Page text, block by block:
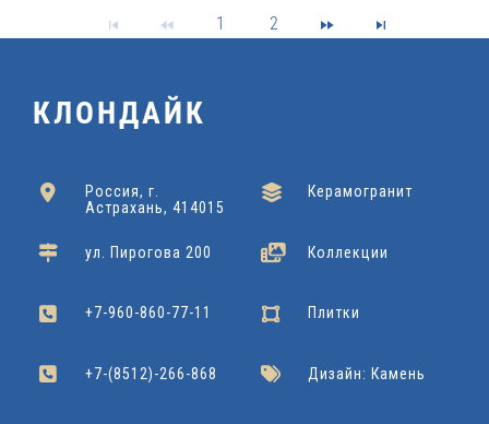
1 2
КЛОНДАЙК
Россия, г.
Астрахань, 414015
ул. Пирогова 200
+7-960-860-77-11
+7-(8512)-266-868
Керамогранит
Коллекции
Плитки
Дизайн: Камень